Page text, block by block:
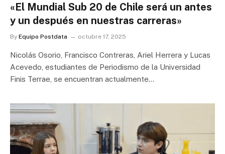
«El Mundial Sub 20 de Chile será un antes
y un después en nuestras carreras»
By Equipo Postdata octubre 17, 2025
Nicolás Osorio, Francisco Contreras, Ariel Herrera y Lucas
Acevedo, estudiantes de Periodismo de la Universidad
Finis Terrae, se encuentran actualmente…